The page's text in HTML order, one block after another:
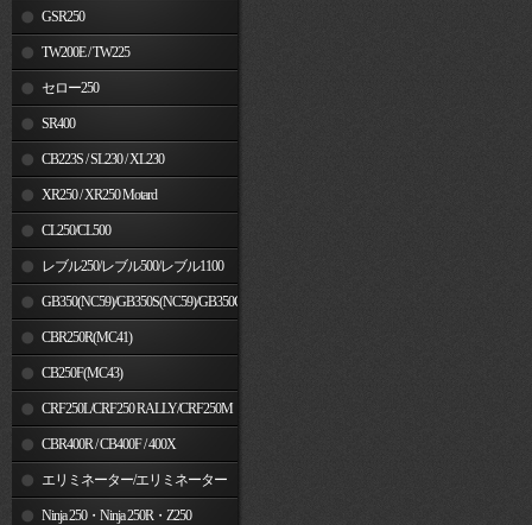
GSR250
TW200E / TW225
セロー250
SR400
CB223S / SL230 / XL230
XR250 / XR250 Motard
CL250/CL500
レブル250/レブル500/レブル1100
GB350(NC59)/GB350S(NC59)/GB350C(NC64)
CBR250R(MC41)
CB250F(MC43)
CRF250L/CRF250 RALLY/CRF250M
CBR400R / CB400F / 400X
エリミネーター/エリミネーター
SE Ninja 250・Ninja 250R・Z250